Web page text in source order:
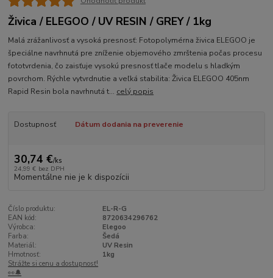
Živica / ELEGOO / UV RESIN / GREY / 1kg
Malá zrážanlivosť a vysoká presnosť: Fotopolymérna živica ELEGOO je
špeciálne navrhnutá pre zníženie objemového zmrštenia počas procesu
fototvrdenia, čo zaisťuje vysokú presnosť tlače modelu s hladkým
povrchom. Rýchle vytvrdnutie a veľká stabilita: Živica ELEGOO 405nm
Rapid Resin bola navrhnutá t... celý popis
Dostupnosť Dátum dodania na preverenie
30,74 €/ks
24,99 € bez DPH
Momentálne nie je k dispozícii
Číslo produktu:
EL-R-G
EAN kód:
8720634296762
Výrobca:
Elegoo
Farba:
Šedá
Materiál:
UV Resin
Hmotnosť:
1kg
Strážte si cenu a dostupnosť!
👀🔔